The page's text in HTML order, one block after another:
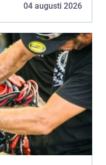
04 augusti 2026